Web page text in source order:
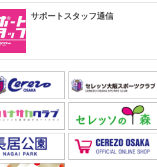
サポートスタッフ通信